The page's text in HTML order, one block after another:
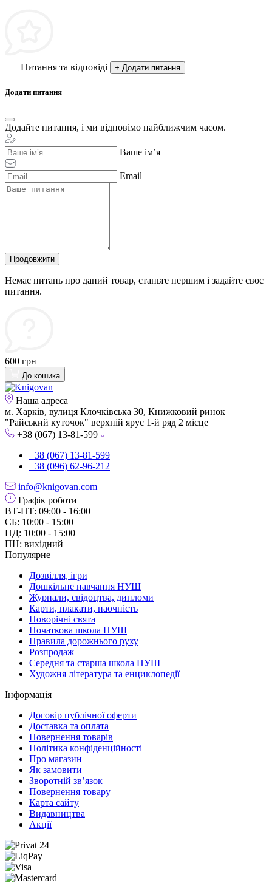
Питання та відповіді + Додати питання
Додати питання
Додайте питання, і ми відповімо найближчим часом.
Ваше ім’я
Email
Продовжити
Немає питань про даний товар, станьте першим і задайте своє
питання.
600 грн
До кошика
Наша адреса
м. Харків, вулиця Клочківська 30, Книжковий ринок
"Райський куточок" верхній ярус 1-й ряд 2 місце
+38 (067) 13-81-599
+38 (067) 13-81-599
+38 (096) 62-96-212
info@knigovan.com
Графік роботи
ВТ-ПТ: 09:00 - 16:00
СБ: 10:00 - 15:00
НД: 10:00 - 15:00
ПН: вихідний
Популярне
Дозвілля, ігри
Дошкільне навчання НУШ
Журнали, свідоцтва, дипломи
Карти, плакати, наочність
Новорічні свята
Початкова школа НУШ
Правила дорожнього руху
Розпродаж
Середня та старша школа НУШ
Художня література та енциклопедії
Інформація
Договір публічної оферти
Доставка та оплата
Повернення товарів
Політика конфіденційності
Про магазин
Як замовити
Зворотній зв’язок
Повернення товару
Карта сайту
Видавництва
Акції